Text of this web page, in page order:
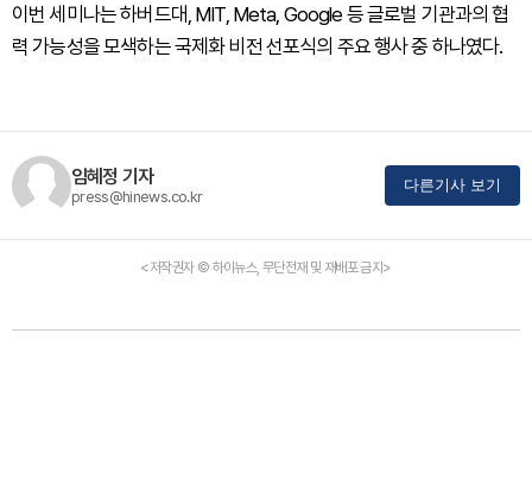
이번 세미나는 하버드대, MIT, Meta, Google 등 글로벌 기관과의 협
력 가능성을 모색하는 국제화 비전 선포식의 주요 행사 중 하나였다.
임혜정 기자
press@hinews.co.kr
다른기사 보기
<저작권자 © 하이뉴스, 무단전재 및 재배포 금지>